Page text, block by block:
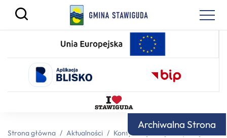
Archiwalna Strona
Strona główna / Aktualności / Kontynuacja akcji sterylizacji